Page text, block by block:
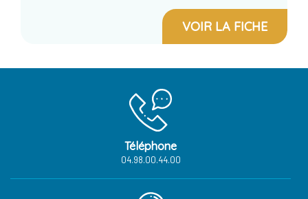
VOIR LA FICHE
Téléphone
04.98.00.44.00